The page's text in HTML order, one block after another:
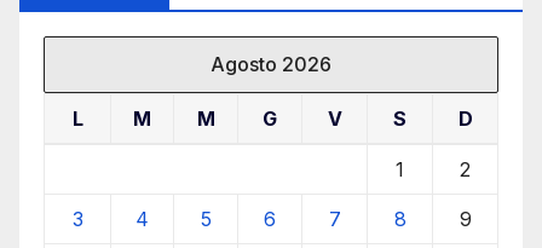
Agosto 2026
L M M G V S D
1 2
3 4 5 6 7 8 9